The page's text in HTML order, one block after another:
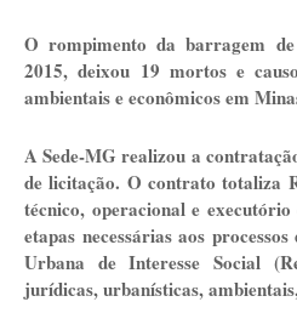
O rompimento da barragem
2015, deixou 19 mortos e
ambientais e econômicos em
A Sede-MG realizou a
de licitação. O contrato totaliza
técnico, operacional e
etapas necessárias aos
Urbana de Interesse Social
jurídicas, urbanísticas,